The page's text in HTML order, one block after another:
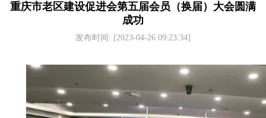
重庆市老区建设促进会第五届会员（换届）大会圆满
成功
发布时间: [2023-04-26 09:23:34]